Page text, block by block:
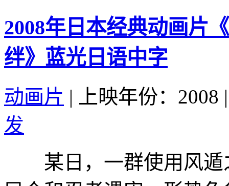
2008年日本经典动画片
绊》蓝光日语中字
动画片 | 上映年份：2008 |
发
某日，一群使用风遁